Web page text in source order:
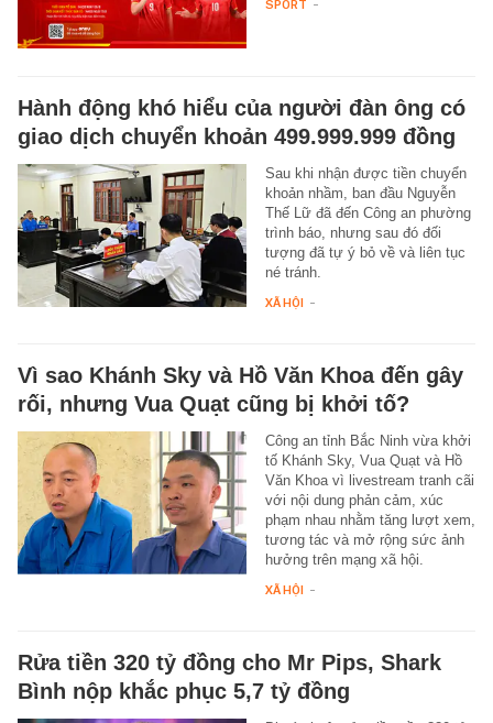
SPORT -
Hành động khó hiểu của người đàn ông có
giao dịch chuyển khoản 499.999.999 đồng
Sau khi nhận được tiền chuyển
khoản nhầm, ban đầu Nguyễn
Thế Lữ đã đến Công an phường
trình báo, nhưng sau đó đối
tượng đã tự ý bỏ về và liên tục
né tránh.
XÃ HỘI -
Vì sao Khánh Sky và Hồ Văn Khoa đến gây
rối, nhưng Vua Quạt cũng bị khởi tố?
Công an tỉnh Bắc Ninh vừa khởi
tố Khánh Sky, Vua Quạt và Hồ
Văn Khoa vì livestream tranh cãi
với nội dung phản cảm, xúc
phạm nhau nhằm tăng lượt xem,
tương tác và mở rộng sức ảnh
hưởng trên mạng xã hội.
XÃ HỘI -
Rửa tiền 320 tỷ đồng cho Mr Pips, Shark
Bình nộp khắc phục 5,7 tỷ đồng